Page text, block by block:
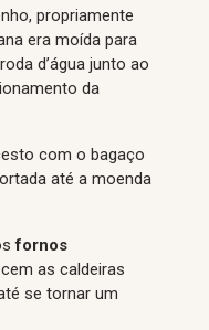
propriamente
era moída para
d’água junto ao
da
com o bagaço
até a moenda
fornos
as caldeiras
se tornar um